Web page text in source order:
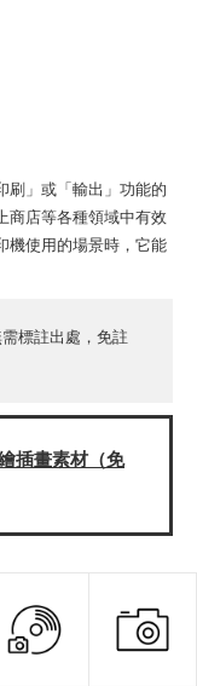
刷」或「輸出」功能的
商店等各種領域中有效
機使用的場景時，它能
標註出處，免註
插畫素材（免